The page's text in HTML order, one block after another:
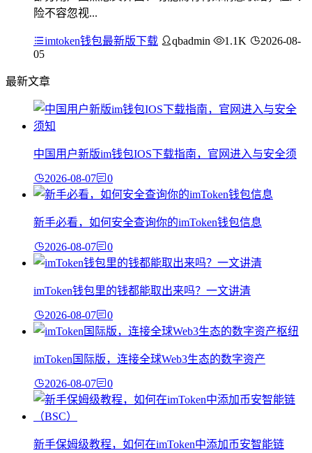
险不容忽视...
imtoken钱包最新版下载 qbadmin 1.1K
2026-08-
05
最新文章
中国用户新版im钱包IOS下载指南，官网进入与安全须
2026-08-07 0
新手必看，如何安全查询你的imToken钱包信息
2026-08-07 0
imToken钱包里的钱都能取出来吗？一文讲清
2026-08-07 0
imToken国际版，连接全球Web3生态的数字资产
2026-08-07 0
新手保姆级教程，如何在imToken中添加币安智能链